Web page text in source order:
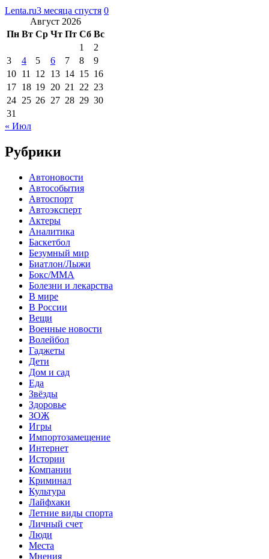
Lenta.ru3 месяца спустя 0
Август 2026
Пн Вт Ср Чт Пт Сб Вс
1
2
3
4 5 6 7 8
9
10 11 12 13 14 15 16
17 18 19 20 21 22 23
24 25 26 27 28 29 30
31
« Июл
Рубрики
Автоновости
Автособытия
Автоспорт
Автоэксперт
Актеры
Аналитика
Баскетбол
Безумный мир
Биатлон/Лыжи
Бокс/MMA
Болезни и лекарства
В мире
В России
Вещи
Военные новости
Волейбол
Гаджеты
Дети
Дом и сад
Еда
Звёзды
Здоровье
ЗОЖ
Игры
Импортозамещение
Интернет
Истории
Компании
Криминал
Культура
Лайфхаки
Летние виды спорта
Личный счет
Люди
Места
Мнения